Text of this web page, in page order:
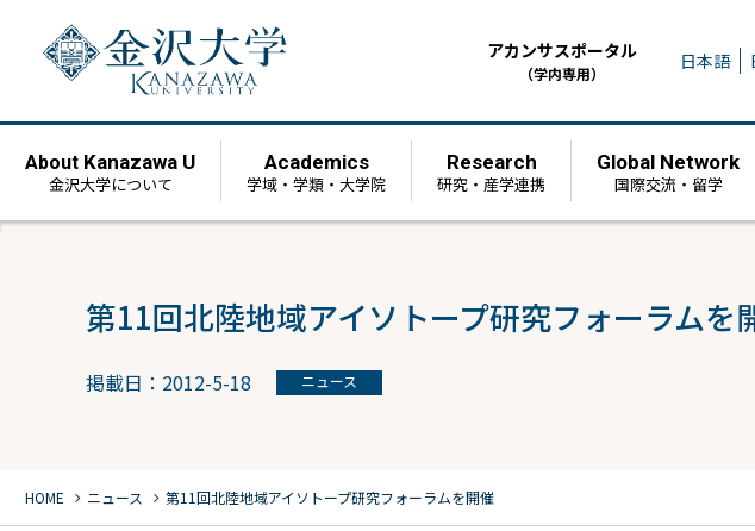
アカンサスポータル
（学内専用） 日本語
About Kanazawa U
金沢大学について
Academics
学域・学類・大学院
Research
研究・産学連携
Global Network
国際交流・留学
第11回北陸地域アイソトープ研究フォーラムを
掲載日：2012-5-18 ニュース
HOME chevron_right ニュース chevron_right 第11回北陸地域アイソトープ研究フォーラムを開催